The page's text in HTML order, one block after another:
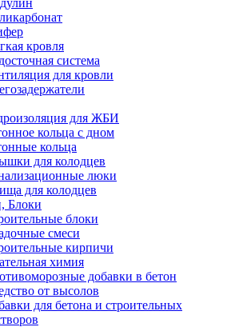
кровля
система
для кровли
для ЖБИ
кольца с дном
кольца
для колодцев
люки
для колодцев
Блоки
блоки
смеси
кирпичи
химия
добавки в бетон
от высолов
для бетона и строительных